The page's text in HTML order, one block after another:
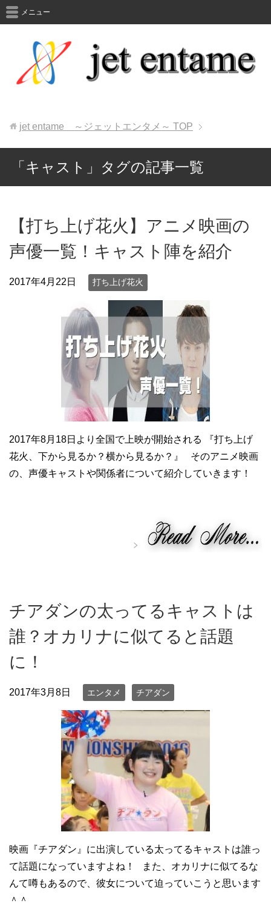
メニュー
jet entame ～ジェットエンタメ～ TOP
「キャスト」タグの記事一覧
【打ち上げ花火】アニメ映画の
声優一覧！キャスト陣を紹介
2017年4月22日 打ち上げ花火
2017年8月18日より全国で上映が開始される 『打ち上げ
花火、下から見るか？横から見るか？』 そのアニメ映画
の、声優キャストや関係者について紹介していきます！
チアダンの太ってるキャストは
誰？オカリナに似てると話題
に！
2017年3月8日 エンタメ チアダン
映画『チアダン』に出演している太ってるキャストは誰っ
て話題になっていますよね！ また、オカリナに似てるな
んて噂もあるので、彼女について迫っていこうと思います
＾＾